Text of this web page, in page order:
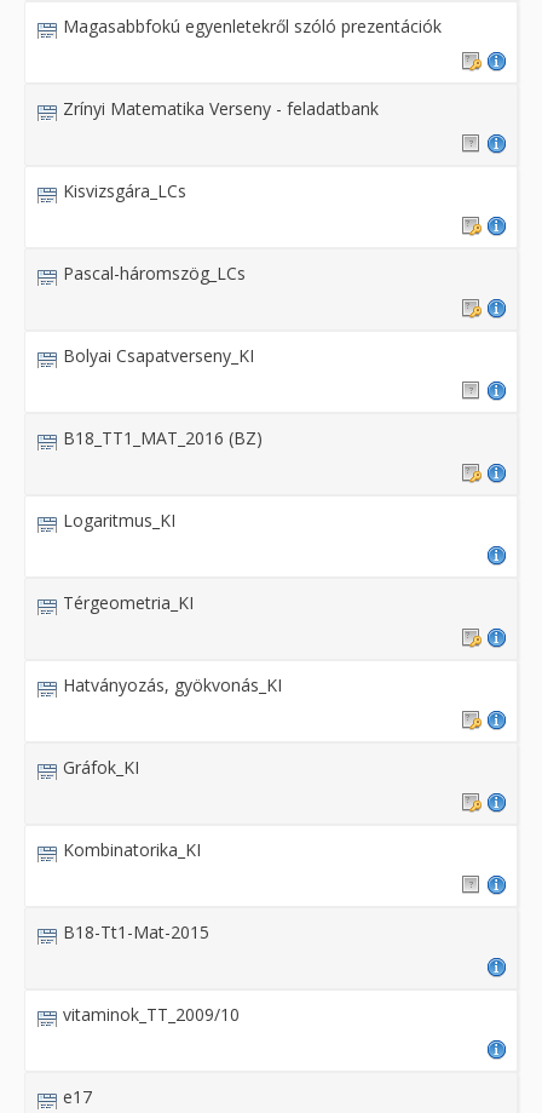
Magasabbfokú egyenletekről szóló prezentációk
Zrínyi Matematika Verseny - feladatbank
Kisvizsgára_LCs
Pascal-háromszög_LCs
Bolyai Csapatverseny_KI
B18_TT1_MAT_2016 (BZ)
Logaritmus_KI
Térgeometria_KI
Hatványozás, gyökvonás_KI
Gráfok_KI
Kombinatorika_KI
B18-Tt1-Mat-2015
vitaminok_TT_2009/10
e17